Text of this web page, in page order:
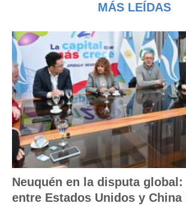
MÁS LEÍDAS
Neuquén en la disputa
entre Estados Unidos y China